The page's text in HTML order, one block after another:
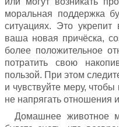
моральная поддержка
ситуациях. Это
ваша новая причёска,
более положительное
потратить свою
пользой. При этом
и чувствуйте меру,
не напрягать отношения
Домашнее животное